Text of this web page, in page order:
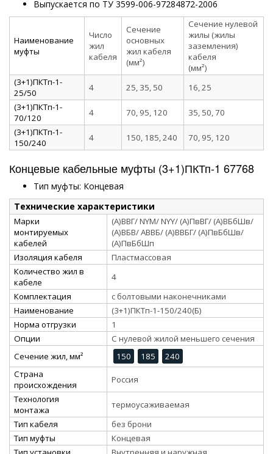
Выпускается по ТУ 3599-006-97284872-2006
Наименование
муфты
Число
жил
кабеля
Сечение
основных
жил кабеля
(мм²)
Сечение нулевой
жилы (жилы
заземления)
кабеля
(мм²)
(3+1)ПКТп-1-
25/50
4 25, 35, 50
16, 25
(3+1)ПКТп-1-
70/120
4 70, 95, 120
35, 50, 70
(3+1)ПКТп-1-
150/240
4 150, 185, 240 70, 95, 120
Концевые кабельные муфты (3+1)ПКТп-1 67768
Тип муфты: Концевая
Технические характеристики
Марки
монтируемых
кабелей
(А)ВВГ/ NYM/ NYY/ (А)ПвВГ/ (А)ВБбШв/
(А)ВБВ/ АВВБ/ (А)ВВБГ/ (А)ПвБбШв/
(А)ПвБбШп
Изоляция кабеля
Пластмассовая
Количество жил в
кабеле
4
Комплектация
с болтовыми наконечниками
Наименование
(3+1)ПКТп-1-150/240(Б)
Норма отгрузки
1
Опции
С нулевой жилой меньшего сечения
Сечение жил, мм²
150 185
240
Страна
происхождения
Россия
Технология
монтажа
термоусаживаемая
Тип кабеля
без брони
Тип муфты
Концевая